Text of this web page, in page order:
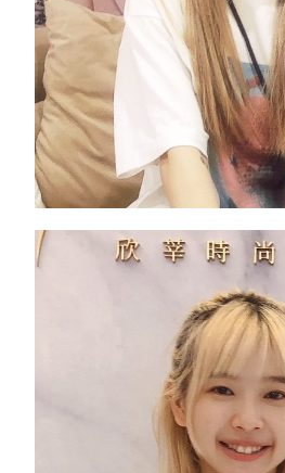
療程前需要常上妝